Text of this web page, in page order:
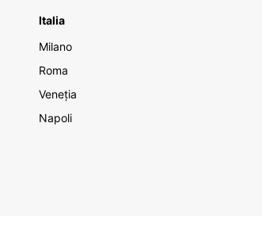
Italia
Milano
Roma
Veneția
Napoli